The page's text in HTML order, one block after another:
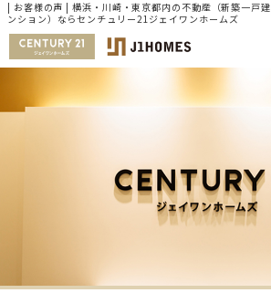
| お客様の声 | 横浜・川崎・東京都内の不動産（新築一戸
ンション）ならセンチュリー21ジェイワンホームズ